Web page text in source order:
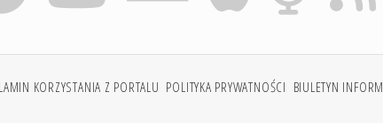
KORZYSTANIA Z PORTALU POLITYKA PRYWATNOŚCI BIULETYN